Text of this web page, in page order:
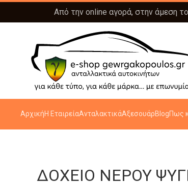
Από την online αγορά, στην άμεση
ΑρχικήΗ ΕταιρείαΑνταλακτικάΑξεσουάρBlogΠως
ΔΟΧΕΙΟ ΝΕΡΟΥ